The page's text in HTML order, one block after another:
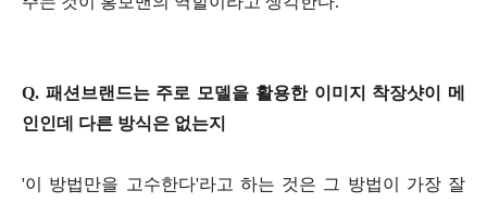
Q. 패션브랜드는 주로 모델을 활용한 이미지 착장샷이 메
인인데 다른 방식은 없는지
'이 방법만을 고수한다'라고 하는 것은 그 방법이 가장 잘